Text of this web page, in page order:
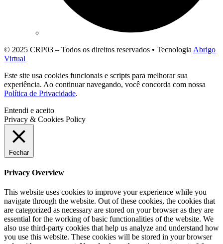
© 2025 CRP03 – Todos os direitos reservados • Tecnologia Abrigo
Virtual
Este site usa cookies funcionais e scripts para melhorar sua
experiência. Ao continuar navegando, você concorda com nossa
Política de Privacidade.
Entendi e aceito
Privacy & Cookies Policy
Fechar
Privacy Overview
This website uses cookies to improve your experience while you
navigate through the website. Out of these cookies, the cookies that
are categorized as necessary are stored on your browser as they are
essential for the working of basic functionalities of the website. We
also use third-party cookies that help us analyze and understand how
you use this website. These cookies will be stored in your browser